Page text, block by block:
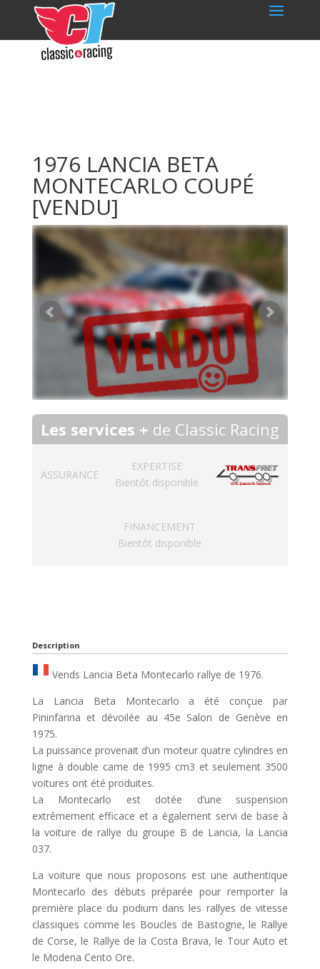
1976 LANCIA BETA
MONTECARLO COUPÉ
[VENDU]
Les services + de Classic Racing
ASSURANCE
EXPERTISE
Bientôt disponible
FINANCEMENT
Bientôt disponible
Description
Vends Lancia Beta Montecarlo rallye de 1976.
La Lancia Beta Montecarlo a été conçue par
Pininfarina et dévoilée au 45e Salon de Genève en
1975.
La puissance provenait d’un moteur quatre cylindres en
ligne à double came de 1995 cm3 et seulement 3500
voitures ont été produites.
La Montecarlo est dotée d’une suspension
extrêmement efficace et a également servi de base à
la voiture de rallye du groupe B de Lancia, la Lancia
037.
La voiture que nous proposons est une authentique
Montecarlo des débuts préparée pour remporter la
première place du podium dans les rallyes de vitesse
classiques comme les Boucles de Bastogne, le Rallye
de Corse, le Rallye de la Costa Brava, le Tour Auto et
le Modena Cento Ore.